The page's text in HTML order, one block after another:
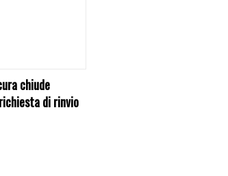
chiude
di rinvio